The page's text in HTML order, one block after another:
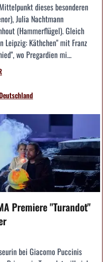
dieses besonderen
Julia Nachtmann
(Hammerflügel). Gleich
Leipzig: Käthchen" mit Franz
wo Pregardien mi...
Premiere "Turandot"
bei Giacomo Puccinis